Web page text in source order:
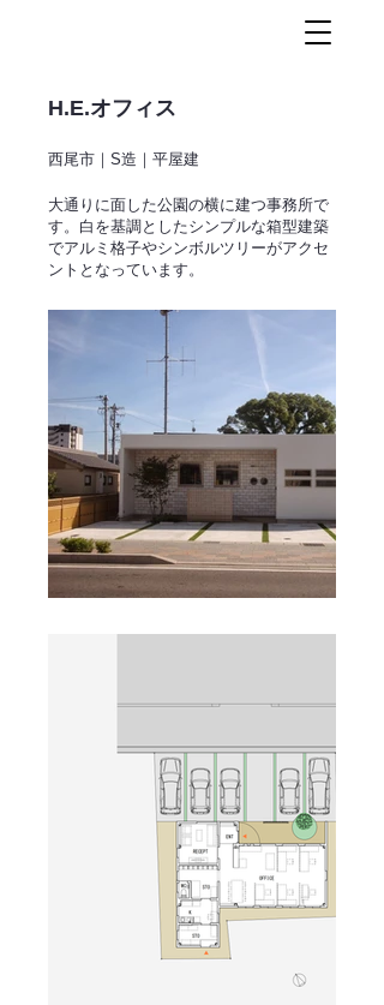
H.E.オフィス
西尾市｜S造｜平屋建
大通りに面した公園の横に建つ事務所で
す。白を基調としたシンプルな箱型建築
でアルミ格子やシンボルツリーがアクセ
ントとなっています。